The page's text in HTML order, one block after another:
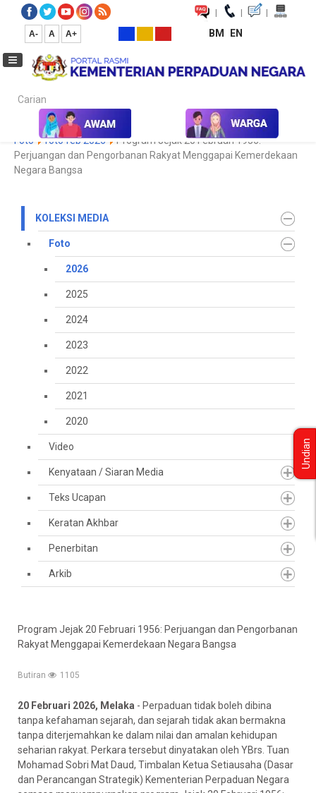
| | |
A- A A+ BM EN
Carian...
Laman Utama Media Koleksi Media Foto 2026
Galeri
Foto
foto feb 2026
Program Jejak 20 Februari 1956:
Perjuangan dan Pengorbanan Rakyat Menggapai Kemerdekaan
Negara Bangsa
KOLEKSI MEDIA
Foto
2026
2025
2024
2023
2022
2021
2020
Video
Kenyataan / Siaran Media
Teks Ucapan
Keratan Akhbar
Penerbitan
Arkib
Program Jejak 20 Februari 1956: Perjuangan dan Pengorbanan
Rakyat Menggapai Kemerdekaan Negara Bangsa
Butiran 1105
20 Februari 2026, Melaka - Perpaduan tidak boleh dibina
tanpa kefahaman sejarah, dan sejarah tidak akan bermakna
tanpa diterjemahkan ke dalam nilai dan amalan kehidupan
seharian rakyat. Perkara tersebut dinyatakan oleh YBrs. Tuan
Mohamad Sobri Mat Daud, Timbalan Ketua Setiausaha (Dasar
dan Perancangan Strategik) Kementerian Perpaduan Negara
Undian